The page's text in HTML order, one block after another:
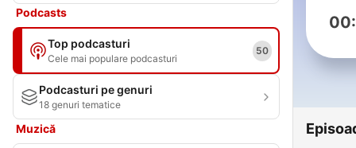
Podcasts
Top podcasturi
Cele mai populare podcasturi
50
Podcasturi pe genuri
18 genuri tematice
Muzică